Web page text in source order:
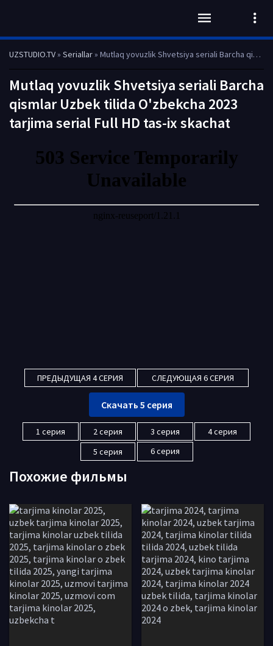
UZSTUDIO.TV» Seriallar» Mutlaq yovuzlik Shvetsiya seriali Barcha qismlar Uzbek tilida O'zbekcha 2023 tarjima serial Full HD tas-ix skachat
Mutlaq yovuzlik Shvetsiya seriali Barcha
qismlar Uzbek tilida O'zbekcha 2023
tarjima serial Full HD tas-ix skachat
ПРЕДЫДУЩАЯ 4 СЕРИЯ СЛЕДУЮЩАЯ 6 СЕРИЯ
Скачать 5 серия
1 серия 2 серия 3 серия
4 серия
5 серия
6 серия
Похожие фильмы